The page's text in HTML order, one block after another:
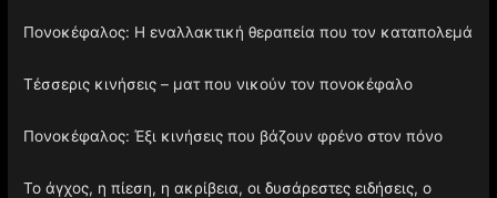
Πονοκέφαλος: Η εναλλακτική θεραπεία που τον καταπολεμά
Τέσσερις κινήσεις – ματ που νικούν τον πονοκέφαλο
Πονοκέφαλος: Έξι κινήσεις που βάζουν φρένο στον πόνο
Το άγχος, η πίεση, η ακρίβεια, οι δυσάρεστες ειδήσεις, ο